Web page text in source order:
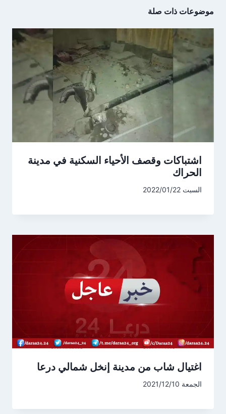
موضوعات ذات صلة
اشتباكات وقصف الأحياء السكنية في مدينة
الحراك
السبت 2022/01/22
اغتيال شاب من مدينة إنخل شمالي درعا
الجمعة 2021/12/10